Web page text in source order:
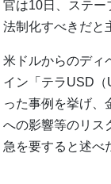
官は10日、ステー
法制化すべきだと
米ドルからのディ
イン「テラUSD
った事例を挙げ、
への影響等のリス
急を要すると述べ